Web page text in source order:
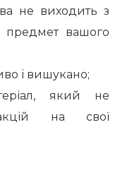
не виходить з
вашого
і вишукано;
який не
на свої